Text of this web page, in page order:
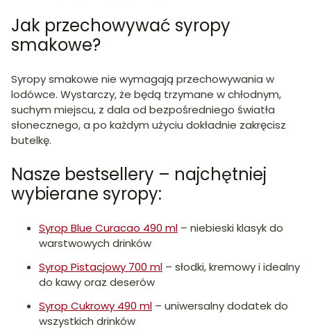
Jak przechowywać syropy
smakowe?
Syropy smakowe nie wymagają przechowywania w
lodówce. Wystarczy, że będą trzymane w chłodnym,
suchym miejscu, z dala od bezpośredniego światła
słonecznego, a po każdym użyciu dokładnie zakręcisz
butelkę.
Nasze bestsellery – najchętniej
wybierane syropy:
Syrop Blue Curacao 490 ml – niebieski klasyk do
warstwowych drinków
Syrop Pistacjowy 700 ml – słodki, kremowy i idealny
do kawy oraz deserów
Syrop Cukrowy 490 ml – uniwersalny dodatek do
wszystkich drinków